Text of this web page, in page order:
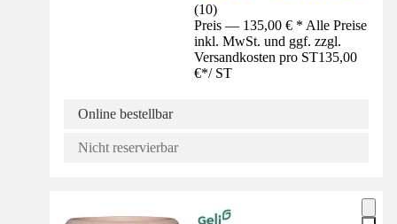
(10)
Preis — 135,00 € * Alle Preise
inkl. MwSt. und ggf. zzgl.
Versandkosten pro ST135,00
€*/ ST
Online bestellbar
Nicht reservierbar